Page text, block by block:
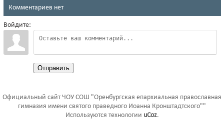
Комментариев нет
Войдите:
Отправить
Официальный сайт ЧОУ СОШ "Оренбургская епархиальная православная
гимназия имени святого праведного Иоанна Кронштадтского""
Используются технологии uCoz.